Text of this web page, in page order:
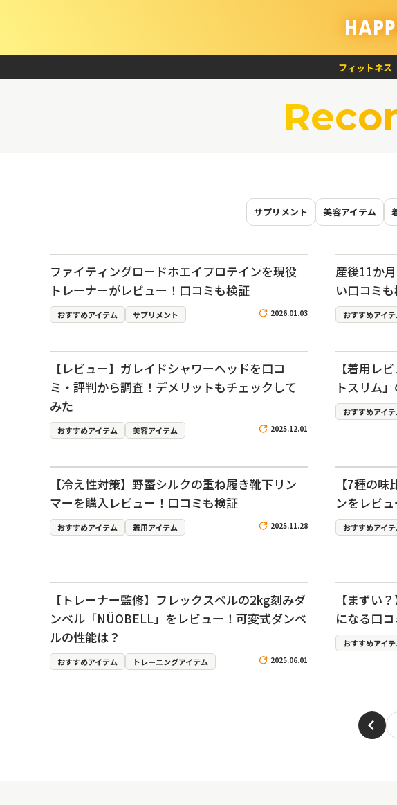
フィットネス
サプリメント 美容アイテム
ファイティングロードホエイプロテインを現役
トレーナーがレビュー！口コミも検証
おすすめアイテム サプリメント 2026.01.03
産後11か
い口コミ
おすすめアイテ
【レビュー】ガレイドシャワーヘッドを口コ
ミ・評判から調査！デメリットもチェックして
みた
おすすめアイテム 美容アイテム 2025.12.01
【着用レ
トスリム
おすすめアイテ
【冷え性対策】野蚕シルクの重ね履き靴下リン
マーを購入レビュー！口コミも検証
おすすめアイテム 着用アイテム 2025.11.28
【7種の
ンをレビ
おすすめアイテ
【トレーナー監修】フレックスベルの2kg刻みダ
ンベル「NÜOBELL」をレビュー！可変式ダンベ
ルの性能は？
おすすめアイテム トレーニングアイテム 2025.06.01
【まずい
になる口
おすすめアイテ